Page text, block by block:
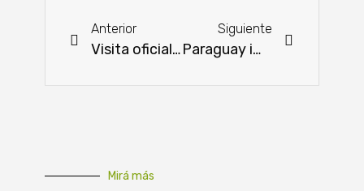
Anterior
Visita oficial de auditores de Colombia en Paraguay
Siguiente
Paraguay implementó medidas para asegurar resiliencia ante cambio climático
Mirá más